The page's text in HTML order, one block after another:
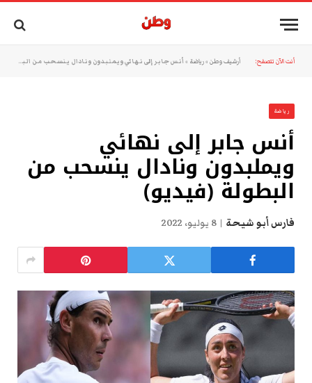
أنت الآن تتصفح: أرشيف وطن »رياضة » أنس جابر إلى نهائي ويملبدون ونادال ينسحب من البطولة (فيديو)
رياضة
أنس جابر إلى نهائي
ويملبدون ونادال ينسحب من
البطولة (فيديو)
فارس أبو شيحة 8 يوليو، 2022